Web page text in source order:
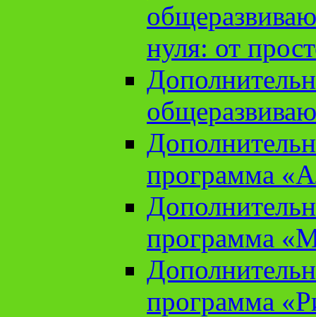
нуля: от
программа
программа
программа